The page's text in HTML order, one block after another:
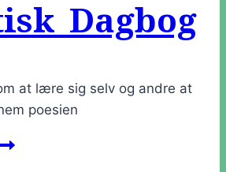
Dagbog
at lære sig selv og andre at
poesien